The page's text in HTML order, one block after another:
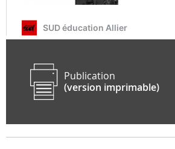
Publication
(version imprimable)